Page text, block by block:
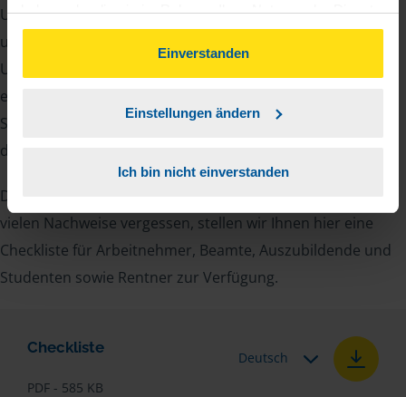
haben oder die sie im Rahmen Ihrer Nutzung der Dienste
gesammelt haben. Indem Sie auf Einverstanden klicken,
können Sie der Verwendung von Cookies, gemäß
unserer➔ Datenschutzrichtliniezustimmen.
Einverstanden
Einstellungen ändern
Ich bin nicht einverstanden
Um Ihre Steuererklärung erstellen zu können, benötigen
unsere Beraterinnen und Berater eine Reihe von
Unterlagen von Ihnen. Dazu gehört beispielsweise die
elektronische Lohnsteuerbescheinigung, Ihre
Steueridentifikationsnummer, der Rentenbescheid oder
die Bescheinigung über das Kindergeld.
Damit Sie sich gut vorbereiten können und keinen der
vielen Nachweise vergessen, stellen wir Ihnen hier eine
Checkliste für Arbeitnehmer, Beamte, Auszubildende und
Studenten sowie Rentner zur Verfügung.
Checkliste
PDF - 585 KB
Deutsch